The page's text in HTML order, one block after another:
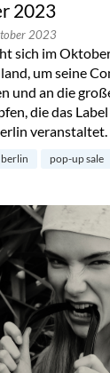
2023
2023
sich im
um seine
und an die
die das
veranstaltet.
berlin pop-up sale